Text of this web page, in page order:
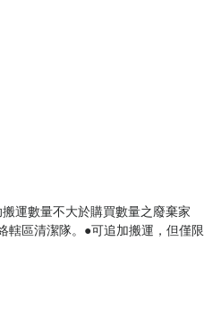
運數量不大於購買數量之廢棄家
轄區清潔隊。●可追加搬運，但僅限